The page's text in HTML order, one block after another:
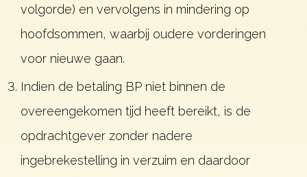
volgorde) en vervolgens in mindering op
hoofdsommen, waarbij oudere vorderingen
voor nieuwe gaan.
Indien de betaling BP niet binnen de
overeengekomen tijd heeft bereikt, is de
opdrachtgever zonder nadere
ingebrekestelling in verzuim en daardoor